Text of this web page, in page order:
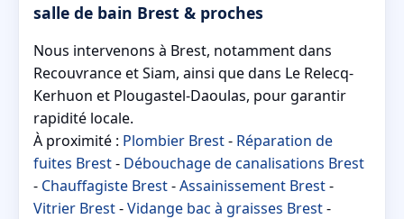
salle de bain Brest & proches
Nous intervenons à Brest, notamment dans
Recouvrance et Siam, ainsi que dans Le Relecq-
Kerhuon et Plougastel-Daoulas, pour garantir
rapidité locale.
À proximité : Plombier Brest- Réparation de
fuites Brest- Débouchage de canalisations Brest
- Chauffagiste Brest-Assainissement Brest-
Vitrier Brest-Vidange bac à graisses Brest-